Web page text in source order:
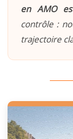
en AMO
contrôle :
trajectoire